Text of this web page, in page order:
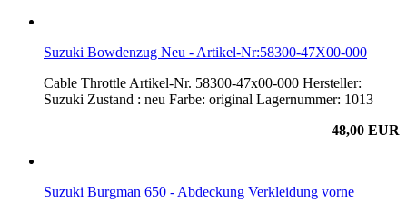
Suzuki Bowdenzug Neu - Artikel-Nr:58300-47X00-000
Cable Throttle Artikel-Nr. 58300-47x00-000 Hersteller:
Suzuki Zustand : neu Farbe: original Lagernummer: 1013
48,00 EUR
Suzuki Burgman 650 - Abdeckung Verkleidung vorne